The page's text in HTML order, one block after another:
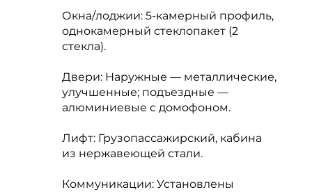
Окна/лоджии: 5-камерный профиль,
однокамерный стеклопакет (2
стекла).
Двери: Наружные — металлические,
улучшенные; подъездные —
алюминиевые с домофоном.
Лифт: Грузопассажирский, кабина
из нержавеющей стали.
Коммуникации: Установлены